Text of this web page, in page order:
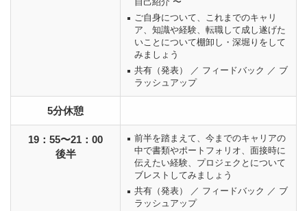
ご自身について、これまでのキャリ
ア、知識や経験、転職して成し遂げた
いことについて棚卸し・深堀りをして
みましょう
共有（発表） ／ フィードバック ／ ブ
ラッシュアップ
5分休憩
19：55〜21：00
後半
前半を踏まえて、今までのキャリアの
中で書類やポートフォリオ、面接時に
伝えたい経験、プロジェクとについて
ブレストしてみましょう
共有（発表） ／ フィードバック ／ ブ
ラッシュアップ